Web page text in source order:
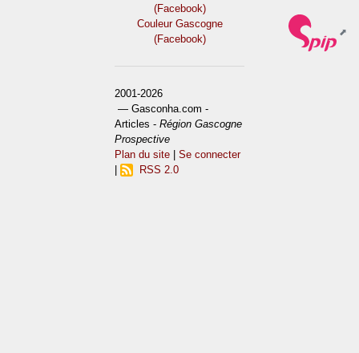
(Facebook)
Couleur Gascogne
(Facebook)
2001-2026
— Gasconha.com -
Articles -Région Gascogne
Prospective
Plan du site |Se connecter
RSS 2.0